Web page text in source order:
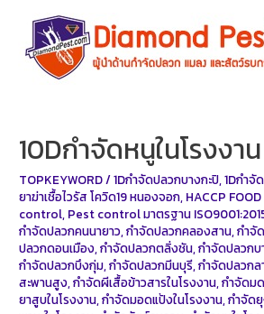
content
10Dกำจัดหนูในโรงงาน
TOPKEYWORD/1Dกำจัดปลวกบางกะปิ,1Dกำจั
ยาฆ่าเชื้อไวรัส โควิด19 หนองจอก, HACCP
control, Pest control มาตรฐาน
กำจัดปลวกคนนายาว,กำจัดปลวกคลองสาน,กำจั
ปลวกดอนเมือง,กำจัดปลวกตลิ่งชัน,กำจัดปลวกบ
กำจัดปลวกบึงกุ่ม,กำจัดปลวกมีนบุรี,กำจัดปลวก
สะพานสูง,กำจัดผีเสื้อข้าวสารในโรงงาน,กำจัดม
ยาสูบในโรงงาน,กำจัดมอดแป้งในโรงงาน,กำจัด